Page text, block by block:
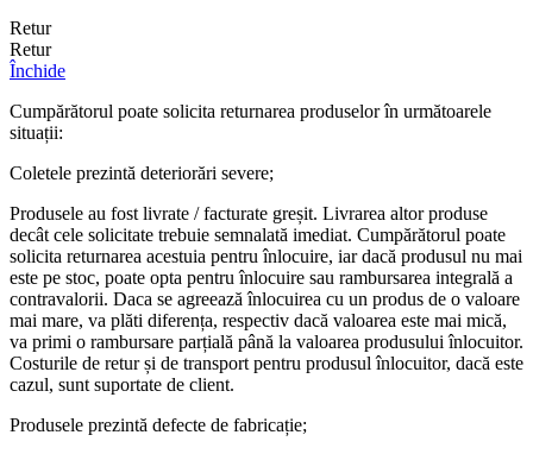
Retur
Retur
Închide
Cumpărătorul poate solicita returnarea produselor în următoarele
situații:
Coletele prezintă deteriorări severe;
Produsele au fost livrate / facturate greșit. Livrarea altor produse
decât cele solicitate trebuie semnalată imediat. Cumpărătorul poate
solicita returnarea acestuia pentru înlocuire, iar dacă produsul nu mai
este pe stoc, poate opta pentru înlocuire sau rambursarea integrală a
contravalorii. Daca se agreează înlocuirea cu un produs de o valoare
mai mare, va plăti diferența, respectiv dacă valoarea este mai mică,
va primi o rambursare parțială până la valoarea produsului înlocuitor.
Costurile de retur și de transport pentru produsul înlocuitor, dacă este
cazul, sunt suportate de client.
Produsele prezintă defecte de fabricație;